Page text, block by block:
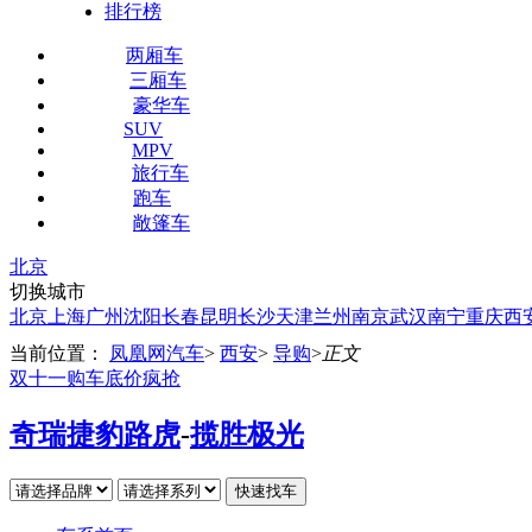
排行榜
两厢车
三厢车
豪华车
SUV
MPV
旅行车
跑车
敞篷车
北京
切换城市
北京 上海广州沈阳长春昆明长沙天津兰州南京武汉南宁重庆西
当前位置：
凤凰网汽车> 西安> 导购>正文
双十一购车底价疯抢
奇瑞捷豹路虎-揽胜极光